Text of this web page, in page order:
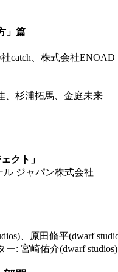
」篇
catch、株式会社ENOAD
、杉浦拓馬、金庭未来
クト」
ル ジャパン株式会社
、原田脩平(dwarf
: 宮崎佑介(dwarf studios)